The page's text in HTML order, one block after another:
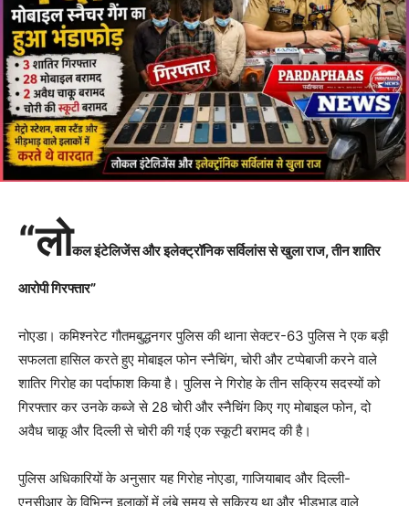
“लोकल इंटेलिजेंस और इलेक्ट्रॉनिक सर्विलांस से खुला राज, तीन शातिर
आरोपी गिरफ्तार”
नोएडा। कमिश्नरेट गौतमबुद्धनगर पुलिस की थाना सेक्टर-63 पुलिस ने एक बड़ी
सफलता हासिल करते हुए मोबाइल फोन स्नैचिंग, चोरी और टप्पेबाजी करने वाले
शातिर गिरोह का पर्दाफाश किया है। पुलिस ने गिरोह के तीन सक्रिय सदस्यों को
गिरफ्तार कर उनके कब्जे से 28 चोरी और स्नैचिंग किए गए मोबाइल फोन, दो
अवैध चाकू और दिल्ली से चोरी की गई एक स्कूटी बरामद की है।
पुलिस अधिकारियों के अनुसार यह गिरोह नोएडा, गाजियाबाद और दिल्ली-
एनसीआर के विभिन्न इलाकों में लंबे समय से सक्रिय था और भीड़भाड़ वाले